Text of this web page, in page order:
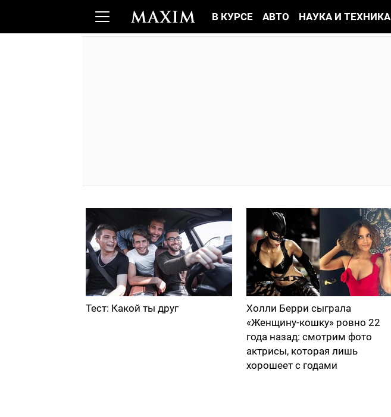
В КУРСЕ АВТО НАУКА И ТЕХНИКА
Тест: Какой ты друг
Холли Берри сыграла
«Женщину-кошку» ровно 22
года назад: смотрим фото
актрисы, которая лишь
хорошеет с годами